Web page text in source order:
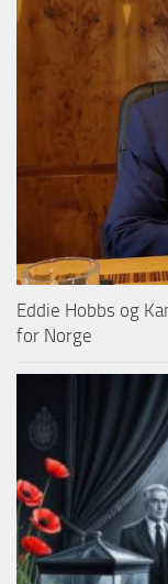
Eddie Hobbs og
for Norge